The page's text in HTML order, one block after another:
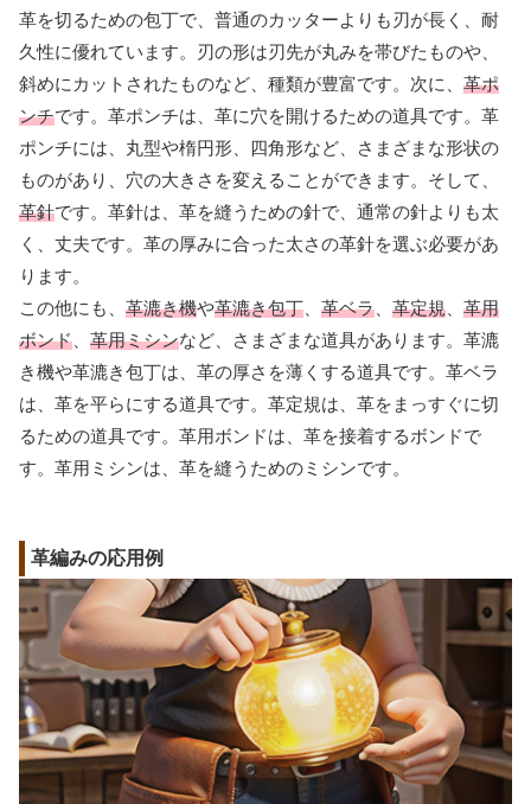
革を切るための包丁で、普通のカッターよりも刃が長く、耐
久性に優れています。刃の形は刃先が丸みを帯びたものや、
斜めにカットされたものなど、種類が豊富です。次に、 革ポ
ンチです。革ポンチは、革に穴を開けるための道具です。革
ポンチには、丸型や楕円形、四角形など、さまざまな形状の
ものがあり、穴の大きさを変えることができます。そして、
革針です。革針は、革を縫うための針で、通常の針よりも太
く、丈夫です。革の厚みに合った太さの革針を選ぶ必要があ
ります。
この他にも、 革漉き機や革漉き包丁 革ベラ 革定規
革用
ボンド
革用ミシンなど、さまざまな道具があります。革漉
き機や革漉き包丁は、革の厚さを薄くする道具です。革ベラ
は、革を平らにする道具です。革定規は、革をまっすぐに切
るための道具です。革用ボンドは、革を接着するボンドで
す。革用ミシンは、革を縫うためのミシンです。
革編みの応用例